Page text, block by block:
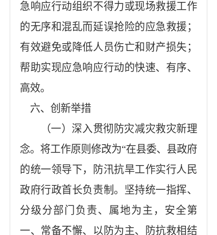
急响应行动组织不得力或现场救援工作
的无序和混乱而延误抢险的应急救援；
有效避免或降低人员伤亡和财产损失；
帮助实现应急响应行动的快速、有序、
高效。
六、创新举措
（一）深入贯彻防灾减灾救灾新理
念。 将工作原则修改为“在县委、县政府
的统一领导下，防汛抗旱工作实行人民
政府行政首长负责制。坚持统一指挥、
分级分部门负责、属地为主，安全第
一、常备不懈、以防为主、防抗救相结